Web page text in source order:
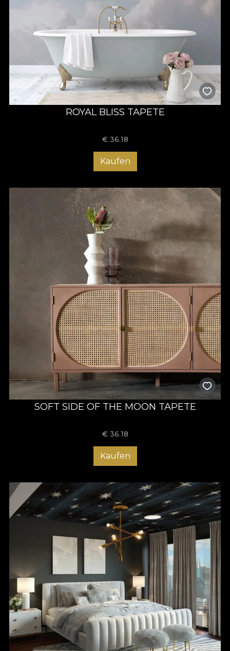
ROYAL BLISS TAPETE
€ 36.18
Kaufen
SOFT SIDE OF THE MOON TAPETE
€ 36.18
Kaufen